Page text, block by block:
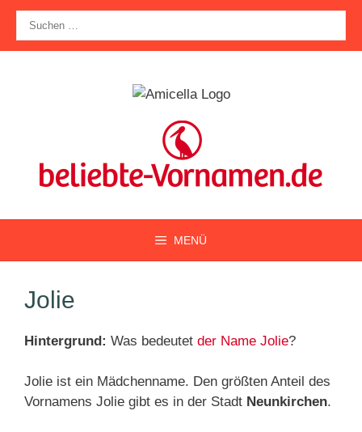
Zum
Inhalt
springen
nach:
MENÜ
Jolie
Hintergrund: Was bedeutet der Name Jolie?
Jolie ist ein Mädchenname. Den größten Anteil des
Vornamens Jolie gibt es in der Stadt Neunkirchen.